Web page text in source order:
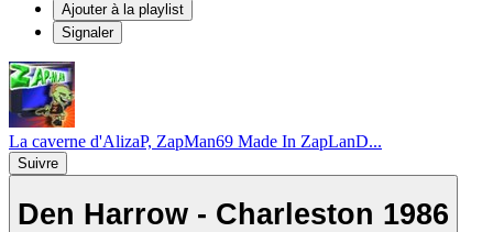
Ajouter à la playlist
Signaler
La caverne d'AlizaP, ZapMan69 Made In ZapLanD...
Suivre
Den Harrow - Charleston 1986